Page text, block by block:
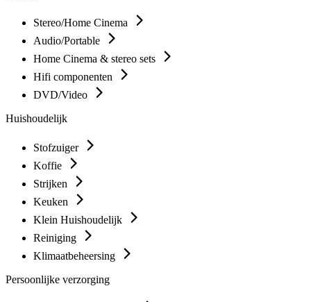
Stereo/Home Cinema
Audio/Portable
Home Cinema & stereo sets
Hifi componenten
DVD/Video
Huishoudelijk
Stofzuiger
Koffie
Strijken
Keuken
Klein Huishoudelijk
Reiniging
Klimaatbeheersing
Persoonlijke verzorging